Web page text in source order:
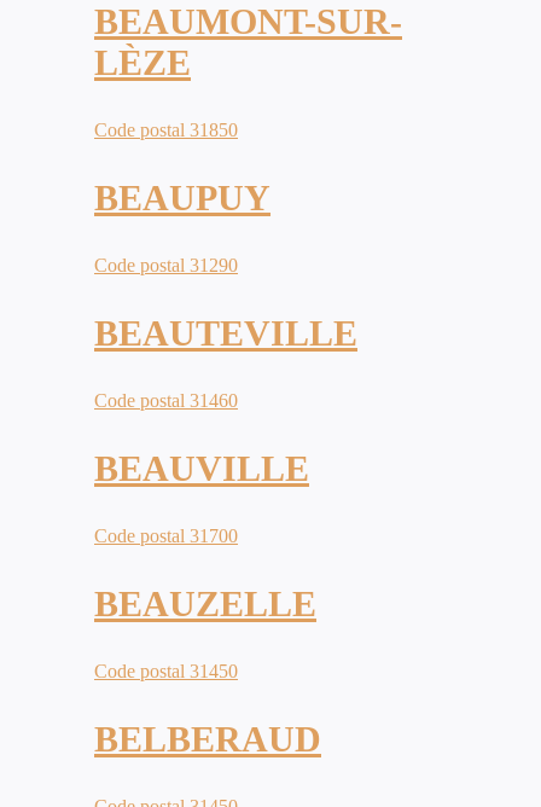
BEAUMONT-SUR-
LÈZE
Code postal 31850
BEAUPUY
Code postal 31290
BEAUTEVILLE
Code postal 31460
BEAUVILLE
Code postal 31700
BEAUZELLE
Code postal 31450
BELBERAUD